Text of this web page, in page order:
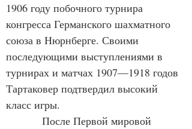
1906 году побочного турнира
конгресса Германского шахматного
союза в Нюрнберге. Своими
последующими выступлениями в
турнирах и матчах 1907—1918 годов
Тартаковер подтвердил высокий
класс игры.